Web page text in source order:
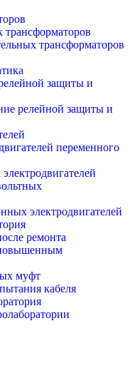
трансформаторов
защиты и
релейной защиты и
переменного
электродвигателей
ремонта
муфт
кабеля